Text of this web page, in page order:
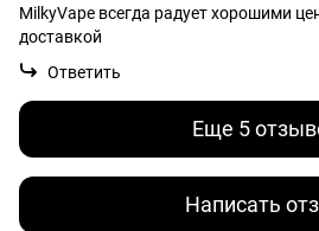
MilkyVape всегда радует хорошими
доставкой
Ответить
Еще 5
Написать